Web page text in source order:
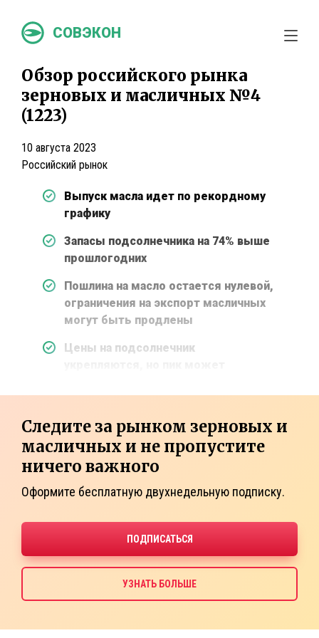
СОВЭКОН
Обзор российского рынка
зерновых и масличных №4
(1223)
10 августа 2023
Российский рынок
Выпуск масла идет по рекордному
графику
Запасы подсолнечника на 74% выше
прошлогодних
Пошлина на масло остается нулевой,
ограничения на экспорт масличных
могут быть продлены
Цены на подсолнечник
Следите за рынком зерновых и
масличных и не пропустите
ничего важного
Оформите бесплатную двухнедельную подписку.